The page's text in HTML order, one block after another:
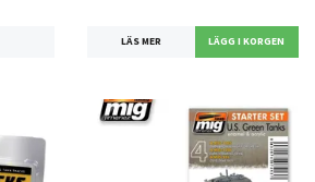
LÄS MER